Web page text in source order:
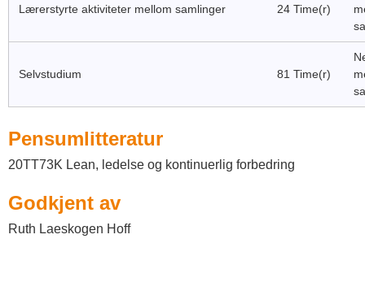
Lærerstyrte aktiviteter mellom samlinger 24 Time(r)
Selvstudium 81 Time(r)
Pensumlitteratur
20TT73K Lean, ledelse og kontinuerlig forbedring
Godkjent av
Ruth Laeskogen Hoff